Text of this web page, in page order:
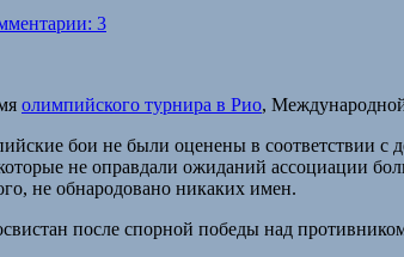
3
олимпийского турнира в Рио,
бои не были оценены в соответствии
не оправдали ожиданий ассоциации
не обнародовано никаких имен.
после спорной победы над